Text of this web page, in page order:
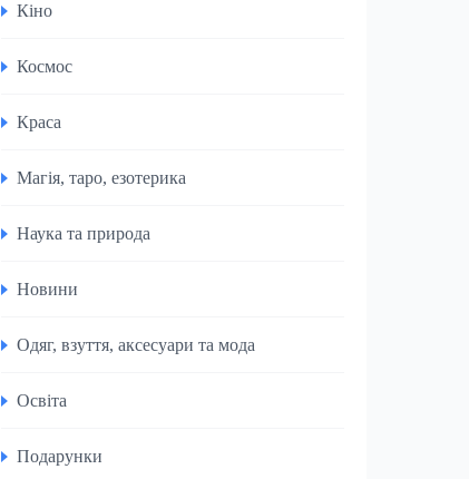
Кіно
Космос
Краса
Магія, таро, езотерика
Наука та природа
Новини
Одяг, взуття, аксесуари та мода
Освіта
Подарунки